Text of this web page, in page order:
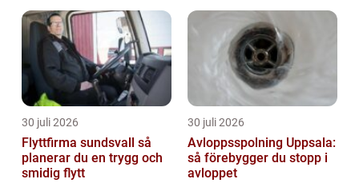
30 juli 2026
Flyttfirma sundsvall så
planerar du en trygg och
smidig flytt
30 juli 2026
Avloppsspolning Uppsala:
så förebygger du stopp i
avloppet